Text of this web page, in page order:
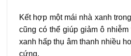
Kết hợp một mái nhà xanh
cũng có thể giúp giảm ô
xanh hấp thụ âm thanh nhiều
cứng.